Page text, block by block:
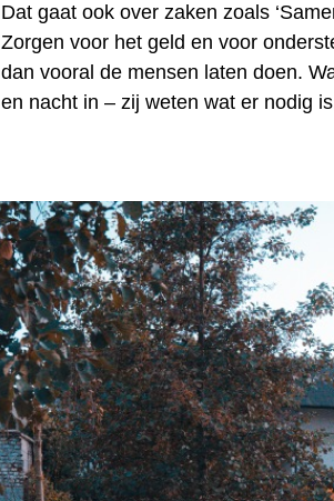
Dat gaat ook over zaken zoals
Zorgen voor het geld en voor
dan vooral de mensen laten doen.
en nacht in – zij weten wat er nodig